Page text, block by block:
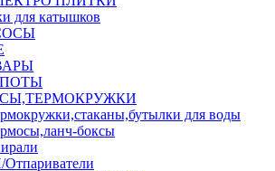
для катышков
для воды
боксы